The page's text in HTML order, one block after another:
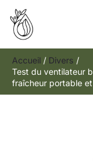
Aller
contenu
Accueil
Divers
Test du ventilateur
fraîcheur portable
Rechercher